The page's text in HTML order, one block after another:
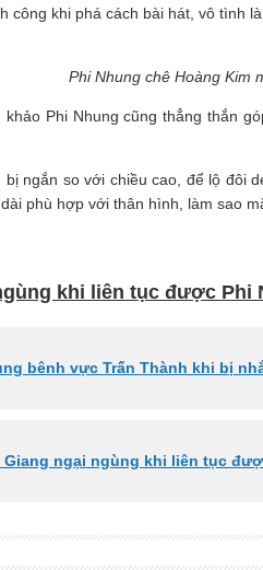
công khi phá cách bài hát, vô tình
Phi Nhung chê Hoàng Kim
Phi Nhung cũng thẳng thắn
bị ngắn so với chiều cao, để lộ đôi
phù hợp với thân hình, làm sao
khi liên tục được Phi
bênh vực Trấn Thành khi bị
ngại ngùng khi liên tục